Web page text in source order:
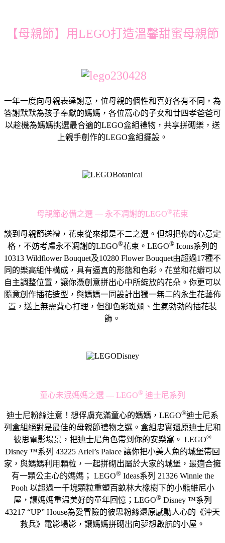
【母親節】用LEGO打造溫馨甜蜜母親節
一年一度向母親表達謝意，位母親的個性和喜好各有不同，為
答謝默默為孩子奉獻的媽媽，各位窩心的子女和廿四孝爸爸可
以趁機為媽媽挑選最合適的LEGO盒組禮物，共享拼砌樂，送
上親手創作的LEGO盒組擺設。
母親節必備之選 — 永不凋謝的LEGO®️花束
談到母親節送禮，花束從來都是不二之選。但想把你的心意定
格，不妨考慮永不凋謝的LEGO®️花束。LEGO®️ Icons系列的
10313 Wildflower Bouquet及10280 Flower Bouquet由超過17種不
同的樂高組件構成，具有逼真的形態和色彩。花莖和花瓣可以
自主調整位置，讓你憑創意拼出心中所綻放的花朵。你更可以
隨意創作插花造型，與媽媽一同設計出獨一無二的永生花藝佈
置，送上無需費心打理，但卻色彩斑斕、生氣勃勃的插花裝
飾。
童心未泯媽媽之選 — LEGO®️ 迪士尼系列
迪士尼粉絲注意！想俘虜充滿童心的媽媽，LEGO®️迪士尼系
列盒組絕對是最佳的母親節禮物之選。盒組忠實還原迪士尼和
彼思電影場景，把迪士尼角色帶到你的安樂窩。 LEGO®️
Disney ™️系列 43225 Ariel’s Palace 讓你把小美人魚的城堡帶回
家，與媽媽利用顆粒，一起拼砌出屬於大家的城堡，最適合擁
有一顆公主心的媽媽； LEGO®️Ideas系列 21326 Winnie the
Pooh 以超過一千塊顆粒重塑百畝林大橡樹下的小熊維尼小
屋，讓媽媽重温美好的童年回憶；LEGO®️Disney ™️系列
43217 “UP” House為愛冒險的彼思粉絲還原感動人心的《沖天
救兵》電影場影，讓媽媽拼砌出向夢想啟航的小屋。